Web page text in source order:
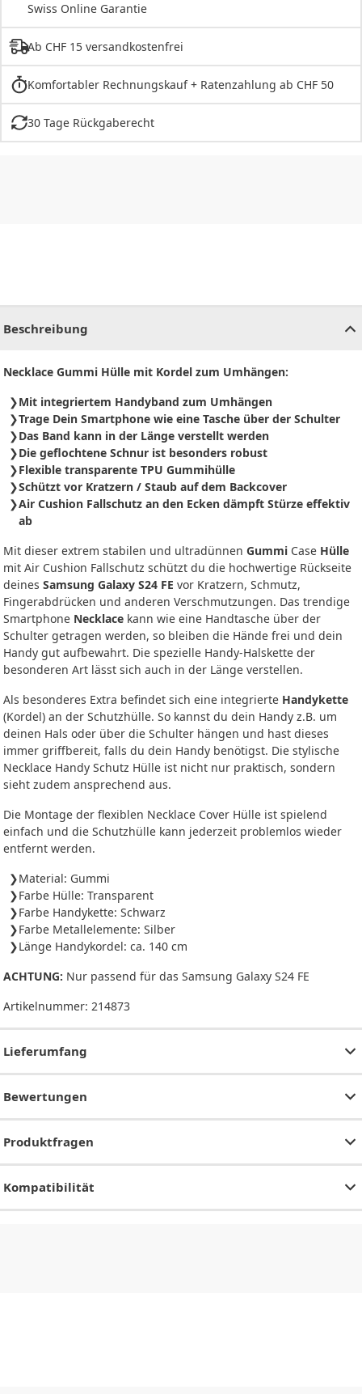
Swiss Online Garantie
Ab CHF 15 versandkostenfrei
Komfortabler Rechnungskauf + Ratenzahlung ab CHF 50
30 Tage Rückgaberecht
Beschreibung
Necklace Gummi Hülle mit Kordel zum Umhängen:
Mit integriertem Handyband zum Umhängen
Trage Dein Smartphone wie eine Tasche über der Schulter
Das Band kann in der Länge verstellt werden
Die geflochtene Schnur ist besonders robust
Flexible transparente TPU Gummihülle
Schützt vor Kratzern / Staub auf dem Backcover
Air Cushion Fallschutz an den Ecken dämpft Stürze effektiv
ab
Mit dieser extrem stabilen und ultradünnen Gummi Case Hülle
mit Air Cushion Fallschutz schützt du die hochwertige Rückseite
deines Samsung Galaxy S24 FE vor Kratzern, Schmutz,
Fingerabdrücken und anderen Verschmutzungen. Das trendige
Smartphone Necklace kann wie eine Handtasche über der
Schulter getragen werden, so bleiben die Hände frei und dein
Handy gut aufbewahrt. Die spezielle Handy-Halskette der
besonderen Art lässt sich auch in der Länge verstellen.
Als besonderes Extra befindet sich eine integrierte Handykette
(Kordel) an der Schutzhülle. So kannst du dein Handy z.B. um
deinen Hals oder über die Schulter hängen und hast dieses
immer griffbereit, falls du dein Handy benötigst. Die stylische
Necklace Handy Schutz Hülle ist nicht nur praktisch, sondern
sieht zudem ansprechend aus.
Die Montage der flexiblen Necklace Cover Hülle ist spielend
einfach und die Schutzhülle kann jederzeit problemlos wieder
entfernt werden.
Material: Gummi
Farbe Hülle: Transparent
Farbe Handykette: Schwarz
Farbe Metallelemente: Silber
Länge Handykordel: ca. 140 cm
ACHTUNG: Nur passend für das Samsung Galaxy S24 FE
Artikelnummer: 214873
Lieferumfang
Bewertungen
Produktfragen
Kompatibilität